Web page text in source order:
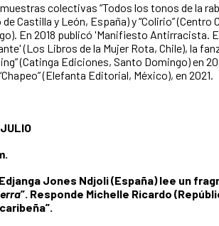
colectivas “Todos los tonos de la
Castilla y León, España) y “Colirio” (Centro
En 2018 publicó 'Manifiesto Antirracista.
(Los Libros de la Mujer Rota, Chile), la
(Catinga Ediciones, Santo Domingo) en
(Elefanta Editorial, México), en 2021.
Jones Ndjoli (España) lee un
”. Responde Michelle Ricardo